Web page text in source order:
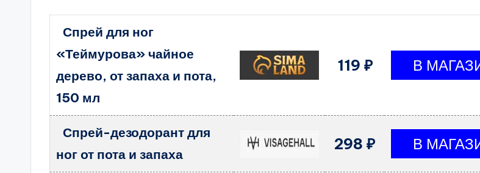
Спрей для ног
«Теймурова» чайное
дерево, от запаха и пота,
150 мл
119 ₽
Спрей-дезодорант для
ног от пота и запаха
298 ₽